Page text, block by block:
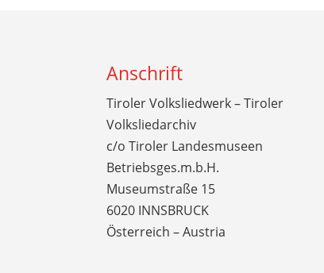
Anschrift
Tiroler Volksliedwerk – Tiroler
Volksliedarchiv
c/o Tiroler Landesmuseen
Betriebsges.m.b.H.
Museumstraße 15
6020 INNSBRUCK
Österreich – Austria